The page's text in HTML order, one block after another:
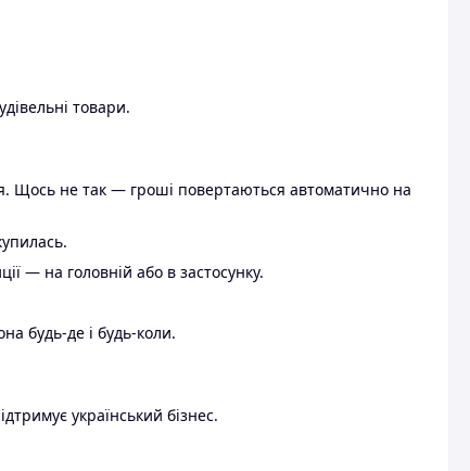
товари.
Щось не так — гроші повертаються автоматично на
— на головній або в застосунку.
будь-де і будь-коли.
український бізнес.